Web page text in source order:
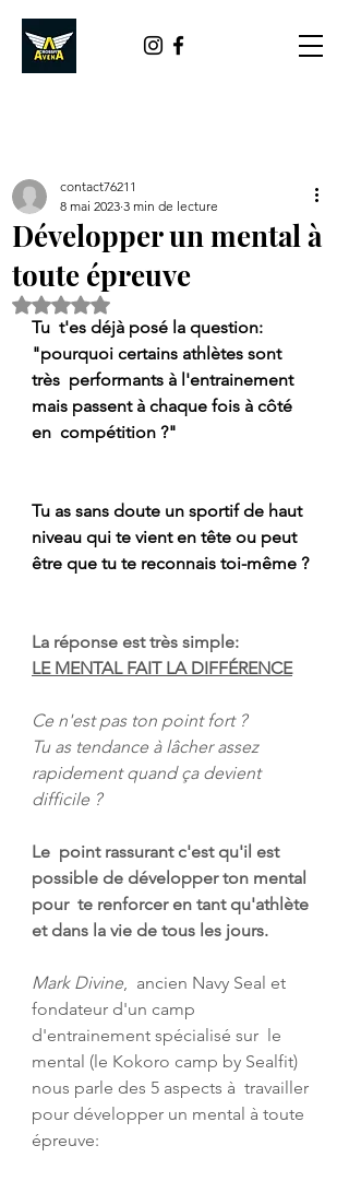
Développer un mental à
toute épreuve
contact76211
8 mai 2023 3 min de lecture
Noté NaN étoiles sur 5.
Tu  t'es déjà posé la question:
"pourquoi certains athlètes sont
très  performants à l'entrainement
mais passent à chaque fois à côté
en  compétition ?"
Tu as sans doute un sportif de haut
niveau qui te vient en tête ou peut
être que tu te reconnais toi-même ?
La réponse est très simple:
LE MENTAL FAIT LA DIFFÉRENCE
Ce n'est pas ton point fort ?
Tu as tendance à lâcher assez
rapidement quand ça devient
difficile ?
Le  point rassurant c'est qu'il est
possible de développer ton mental
pour  te renforcer en tant qu'athlète
et dans la vie de tous les jours.
Mark Divine,  ancien Navy Seal et
fondateur d'un camp
d'entrainement spécialisé sur  le
mental (le Kokoro camp by Sealfit)
nous parle des 5 aspects à  travailler
pour développer un mental à toute
épreuve: